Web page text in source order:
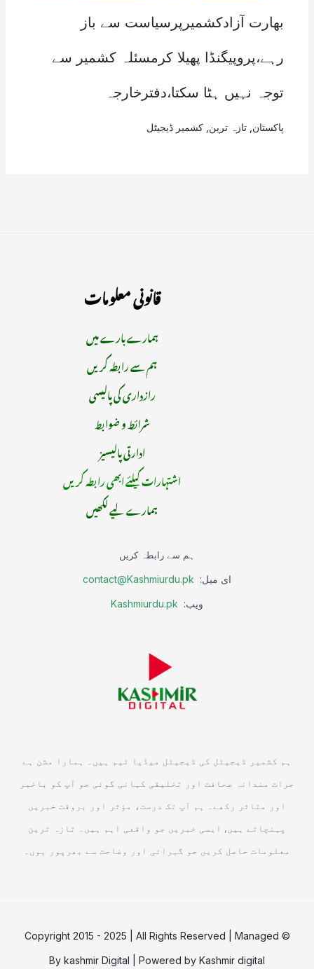
بھارت آزادکشمیرپرسیاست سے باز
رہے،پروپیگنڈا پھیلا کرمسئلہ کشمیر سے
توجہ نہیں ہٹا سکتا،دفترخارجہ
پاکستان تازہ ترین کشمیر ڈیجیٹل
قانونی معلومات
ہمارے بارے میں
ہم سے رابطہ کریں
رازداری کی پالیسی
شرائط و ضوابط
ادارتی پالیسیز
اشتہارات کیلئے ابھی رابطہ کریں
ہمارے لیے لکھیں
ہم سے رابطہ کریں
ای میل: contact@Kashmiurdu.pk
ویب: Kashmiurdu.pk
ہم کشمیر ڈیجیٹل کی ڈیجیٹل میڈیا ٹیم ہیں۔ ہمارا مشن ہے
جرات مندانہ صحافت اور تخلیقی کہانی گوئی جو آپ کو باخبر
اور متاثر رکھے۔ ہم آپ تک درست، مؤثر اور بروقت خبریں
پہنچاتے ہیں, ایسی خبریں جو واقعی اہم ہیں۔ تازہ ترین
معلومات حاصل کریں جو گہرائی اور وضاحت سے بھرپور ہوں۔
© Copyright 2015 - 2025 | All Rights Reserved | Managed
By kashmir Digital | Powered by Kashmir digital